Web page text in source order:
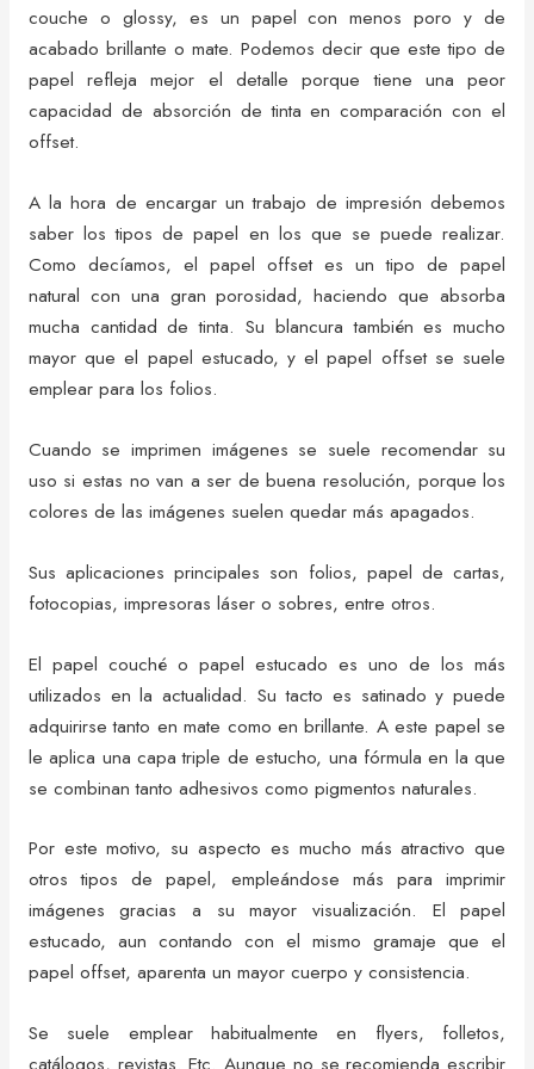
couche o glossy, es un papel con menos poro y de
acabado brillante o mate. Podemos decir que este tipo de
papel refleja mejor el detalle porque tiene una peor
capacidad de absorción de tinta en comparación con el
offset.
A la hora de encargar un trabajo de impresión debemos
saber los tipos de papel en los que se puede realizar.
Como decíamos, el papel offset es un tipo de papel
natural con una gran porosidad, haciendo que absorba
mucha cantidad de tinta. Su blancura también es mucho
mayor que el papel estucado, y el papel offset se suele
emplear para los folios.
Cuando se imprimen imágenes se suele recomendar su
uso si estas no van a ser de buena resolución, porque los
colores de las imágenes suelen quedar más apagados.
Sus aplicaciones principales son folios, papel de cartas,
fotocopias, impresoras láser o sobres, entre otros.
El papel couché o papel estucado es uno de los más
utilizados en la actualidad. Su tacto es satinado y puede
adquirirse tanto en mate como en brillante. A este papel se
le aplica una capa triple de estucho, una fórmula en la que
se combinan tanto adhesivos como pigmentos naturales.
Por este motivo, su aspecto es mucho más atractivo que
otros tipos de papel, empleándose más para imprimir
imágenes gracias a su mayor visualización. El papel
estucado, aun contando con el mismo gramaje que el
papel offset, aparenta un mayor cuerpo y consistencia.
Se suele emplear habitualmente en flyers, folletos,